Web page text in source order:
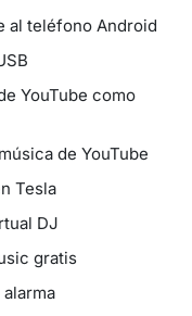
al teléfono Android
YouTube como
de YouTube
Tesla
DJ
gratis